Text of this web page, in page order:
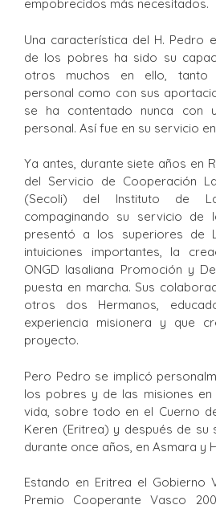
empobrecidos más necesitados.
Una característica del H. Pedro
de los pobres ha sido su
otros muchos en ello, tanto
personal como con sus
se ha contentado nunca con
personal. Así fue en su servicio
Ya antes, durante siete años en
del Servicio de Cooperación
(Secoli) del Instituto de
compaginando su servicio de
presentó a los superiores de
intuiciones importantes, la
ONGD lasaliana Promoción y
puesta en marcha. Sus
otros dos Hermanos,
experiencia misionera y que
proyecto.
Pero Pedro se implicó
los pobres y de las misiones
vida, sobre todo en el Cuerno
Keren (Eritrea) y después de su
durante once años, en Asmara y
Estando en Eritrea el Gobierno
Premio Cooperante Vasco